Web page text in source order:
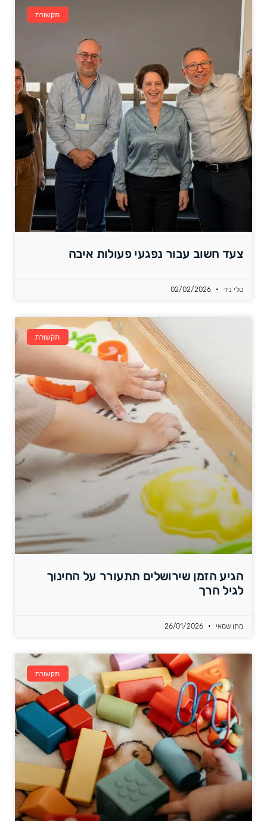
תקשורת
צעד חשוב עבור נפגעי פעולות איבה
טלי ניר
תקשורת
הגיע הזמן שירושלים תתעורר על החינוך
לגיל הרך
מתן שמאי
תקשורת